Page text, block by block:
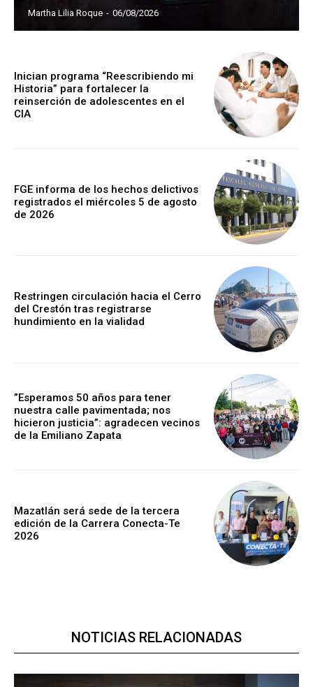
Martha Lilia Roque - 06/08/2026
Inician programa “Reescribiendo mi
Historia” para fortalecer la
reinserción de adolescentes en el
CIA
FGE informa de los hechos delictivos
registrados el miércoles 5 de agosto
de 2026
Restringen circulación hacia el Cerro
del Crestón tras registrarse
hundimiento en la vialidad
”Esperamos 50 años para tener
nuestra calle pavimentada; nos
hicieron justicia”: agradecen vecinos
de la Emiliano Zapata
Mazatlán será sede de la tercera
edición de la Carrera Conecta-Te
2026
NOTICIAS RELACIONADAS